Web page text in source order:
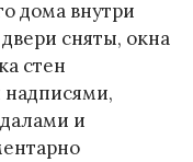
дома внутри
сняты, окна
стен
надписями,
и